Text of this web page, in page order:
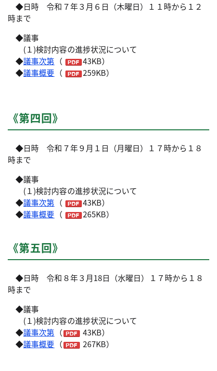
◆日時 令和７年３月６日（木曜日）１１時から１２
時まで
◆議事
(１)検討内容の進捗状況について
◆議事次第 （
43KB）
◆議事概要 （ 259KB）
《第四回》
◆日時 令和７年９月１日（月曜日）１７時から１８
時まで
◆議事
(１)検討内容の進捗状況について
◆議事次第 （
43KB）
◆議事概要 （ 265KB）
《第五回》
◆日時 令和８年３月18日（水曜日）１７時から１８
時まで
◆議事
(１)検討内容の進捗状況について
◆議事次第 （
43KB）
◆議事概要 （ 267KB）